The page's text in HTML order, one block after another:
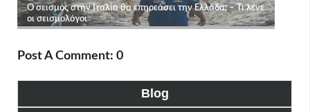
Post A Comment: 0
Blog